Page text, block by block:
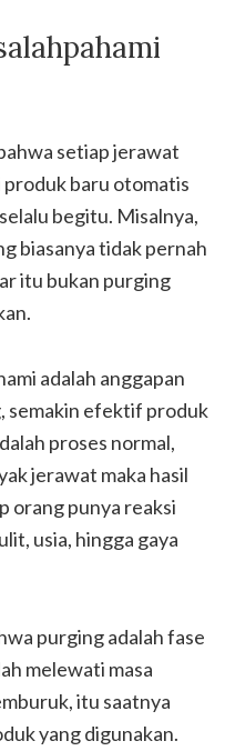
setiap jerawat
produk baru otomatis
begitu. Misalnya,
biasanya tidak pernah
itu bukan purging
adalah anggapan
semakin efektif produk
proses normal,
jerawat maka hasil
orang punya reaksi
usia, hingga gaya
purging adalah fase
melewati masa
itu saatnya
yang digunakan.